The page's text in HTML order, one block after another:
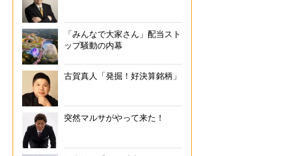
「みんなで大家さん」配当スト
ップ騒動の内幕
古賀真人「発掘！好決算銘柄」
突然マルサがやって来た！